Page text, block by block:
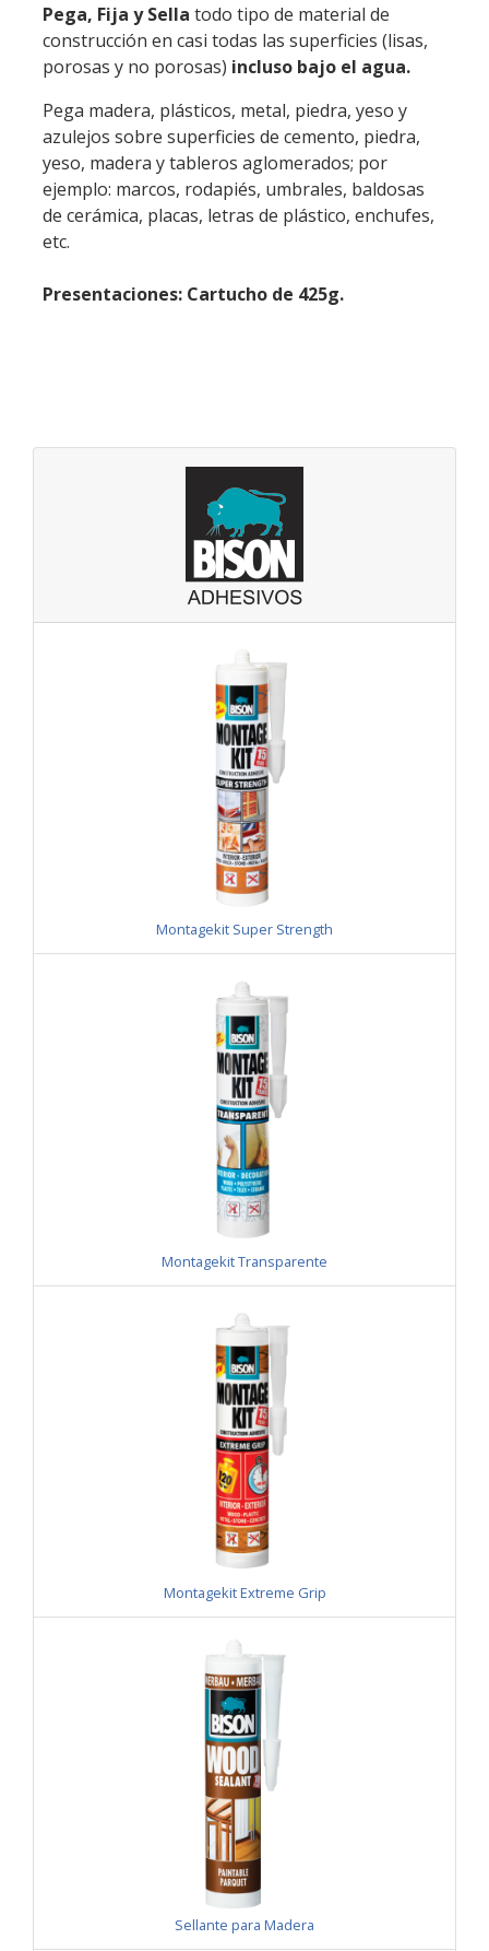
Pega, Fija y Sella todo tipo de material de
construcción en casi todas las superficies (lisas,
porosas y no porosas) incluso bajo el agua.
Pega madera, plásticos, metal, piedra, yeso y
azulejos sobre superficies de cemento, piedra,
yeso, madera y tableros aglomerados; por
ejemplo: marcos, rodapiés, umbrales, baldosas
de cerámica, placas, letras de plástico, enchufes,
etc.
Presentaciones: Cartucho de 425g.
Montagekit Super Strength
Montagekit Transparente
Montagekit Extreme Grip
Sellante para Madera